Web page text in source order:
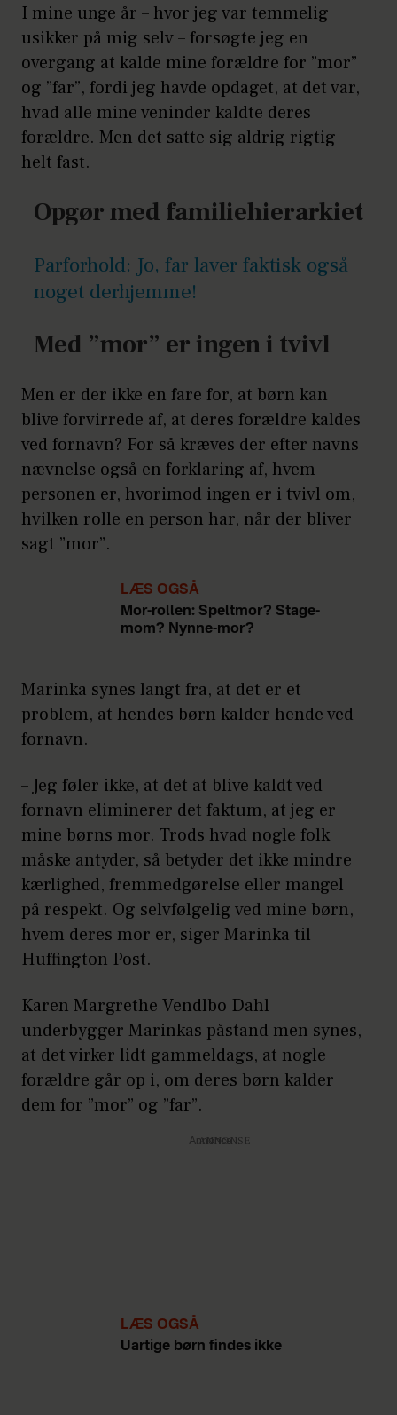
I mine unge år – hvor jeg var temmelig
usikker på mig selv – forsøgte jeg en
overgang at kalde mine forældre for ”mor”
og ”far”, fordi jeg havde opdaget, at det var,
hvad alle mine veninder kaldte deres
forældre. Men det satte sig aldrig rigtig
helt fast.
Opgør med familiehierarkiet
Parforhold: Jo, far laver faktisk også
noget derhjemme!
Med ”mor” er ingen i tvivl
Men er der ikke en fare for, at børn kan
blive forvirrede af, at deres forældre kaldes
ved fornavn? For så kræves der efter navns
nævnelse også en forklaring af, hvem
personen er, hvorimod ingen er i tvivl om,
hvilken rolle en person har, når der bliver
sagt ”mor”.
LÆS OGSÅ
Mor-rollen: Speltmor? Stage-
mom? Nynne-mor?
Marinka synes langt fra, at det er et
problem, at hendes børn kalder hende ved
fornavn.
– Jeg føler ikke, at det at blive kaldt ved
fornavn eliminerer det faktum, at jeg er
mine børns mor. Trods hvad nogle folk
måske antyder, så betyder det ikke mindre
kærlighed, fremmedgørelse eller mangel
på respekt. Og selvfølgelig ved mine børn,
hvem deres mor er, siger Marinka til
Huffington Post.
Karen Margrethe Vendlbo Dahl
underbygger Marinkas påstand men synes,
at det virker lidt gammeldags, at nogle
forældre går op i, om deres børn kalder
dem for ”mor” og ”far”.
Annonce
LÆS OGSÅ
Uartige børn findes ikke